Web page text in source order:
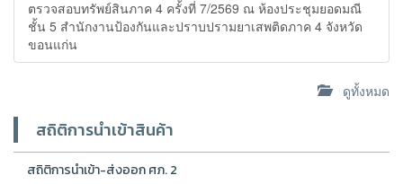
ตรวจสอบทรัพย์สินภาค 4 ครั้งที่ 7/2569 ณ ห้องประชุมยอดมณี
ชั้น 5 สำนักงานป้องกันและปราบปรามยาเสพติดภาค 4 จังหวัด
ขอนแก่น
ดูทั้งหมด
สถิติการนำเข้าสินค้า
สถิติการนำเข้า-ส่งออก ศภ. 2